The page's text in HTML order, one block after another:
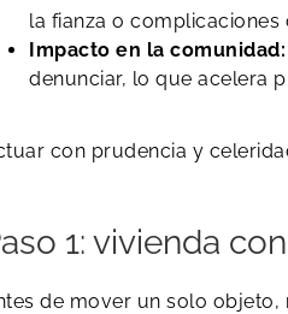
la fianza o complicaciones
Impacto en la comunidad:
denunciar, lo que acelera
con prudencia y
1: vivienda
de mover un solo objeto,